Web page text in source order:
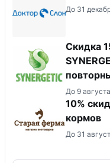
До 31
Скидка
До 9
10%
кормов
До 31